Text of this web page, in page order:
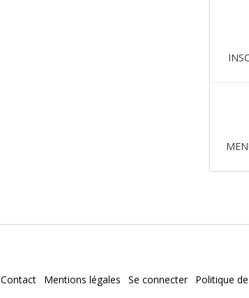
Contact Mentions légales Se connecter Politique